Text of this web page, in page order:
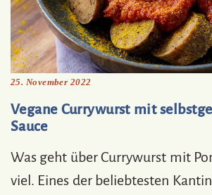
25. November 2022
Vegane Currywurst mit
Sauce
Was geht über Currywurst mit
viel. Eines der beliebtesten